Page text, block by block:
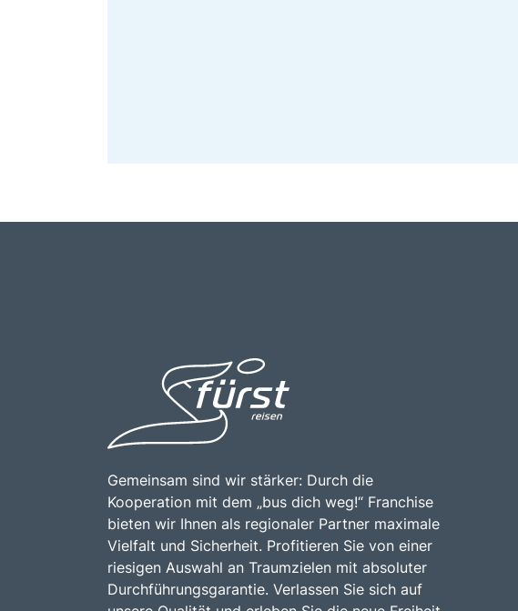
Gemeinsam sind wir stärker: Durch die
Kooperation mit dem „bus dich weg!“ Franchise
bieten wir Ihnen als regionaler Partner maximale
Vielfalt und Sicherheit. Profitieren Sie von einer
riesigen Auswahl an Traumzielen mit absoluter
Durchführungsgarantie. Verlassen Sie sich auf